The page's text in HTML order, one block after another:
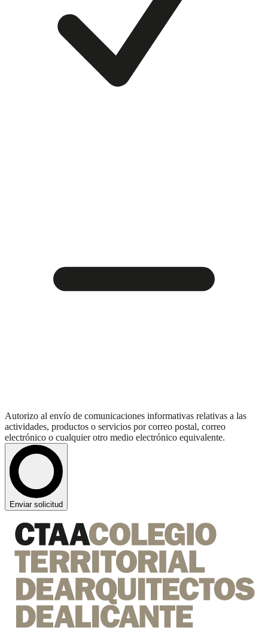
Autorizo al envío de comunicaciones informativas relativas a las
actividades, productos o servicios por correo postal, correo
electrónico o cualquier otro medio electrónico equivalente.
Enviar solicitud